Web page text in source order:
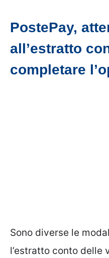
PostePay,
all’estratto
completare
Sono diverse le
l’estratto conto delle